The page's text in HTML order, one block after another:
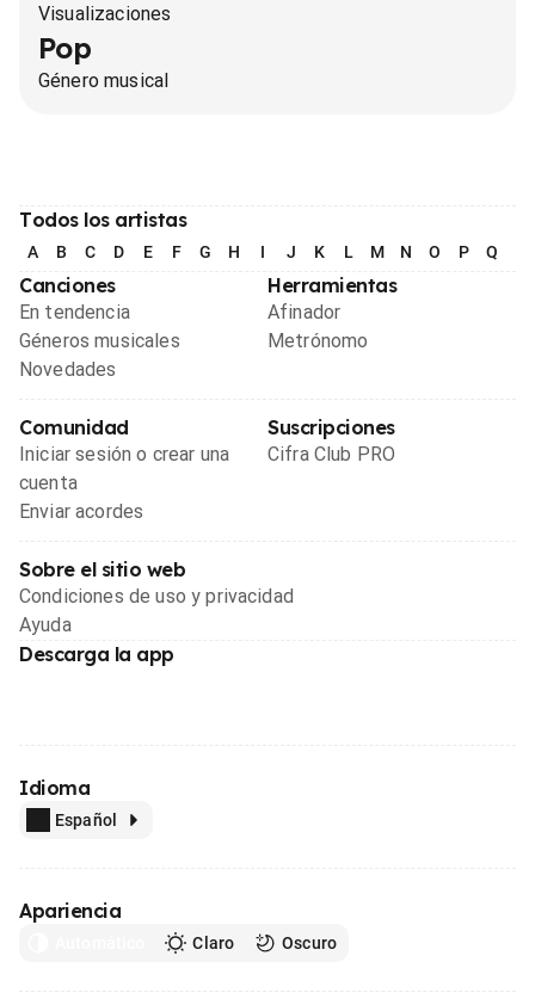
Visualizaciones
Pop
Género musical
Todos los artistas
A B C D E F G H I J K L M N O P Q
Canciones
En tendencia
Géneros musicales
Novedades
Herramientas
Afinador
Metrónomo
Comunidad
Iniciar sesión o crear una
cuenta
Enviar acordes
Suscripciones
Cifra Club PRO
Sobre el sitio web
Condiciones de uso y privacidad
Ayuda
Descarga la app
Idioma
Español
Apariencia
Claro Oscuro